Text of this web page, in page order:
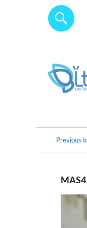
Previous
MAS4
Panneau de gestion des